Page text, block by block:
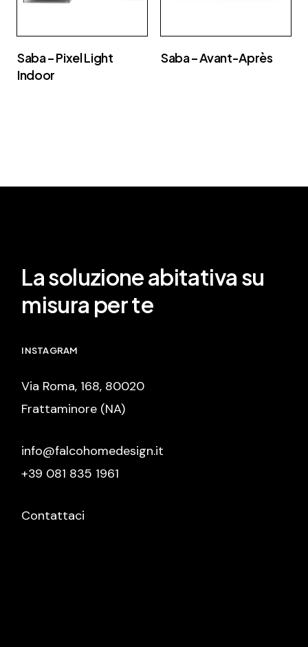
Saba – Pixel Light
Indoor
Saba – Avant-Après
La soluzione abitativa su
misura per te
INSTAGRAM
Via Roma, 168, 80020
Frattaminore (NA)
info@falcohomedesign.it
+39 081 835 1961
Contattaci